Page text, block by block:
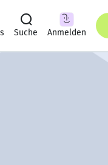
Suche Anmelden